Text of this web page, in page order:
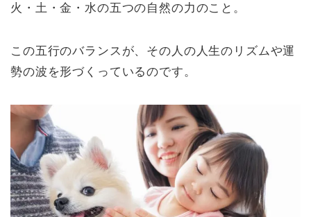
火・土・金・水の五つの自然の力のこと。
この五行のバランスが、その人の人生のリズムや運
勢の波を形づくっているのです。